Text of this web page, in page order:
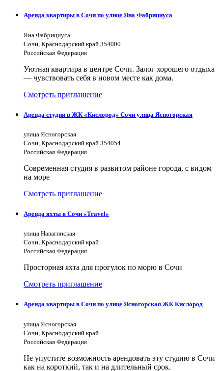
Аренда квартиры в Сочи по улице Яна Фабрициуса
Яна Фабрициуса
Сочи, Краснодарский край 354000
Российская Федерация
Уютная квартира в центре Сочи. Залог хорошего отдыха
— чувствовать себя в новом месте как дома.
Смотреть приглашение
Аренда студии в ЖК «Кислород» Сочи улица Ясногорская
улица Ясногорская
Сочи, Краснодарский край 354054
Российская Федерация
Современная студия в развитом районе города, с видом
на море
Смотреть приглашение
Аренда яхты в Сочи «Travel»
улица Навагинская
Сочи, Краснодарский край
Российская Федерация
Просторная яхта для прогулок по морю в Сочи
Смотреть приглашение
Аренда квартиры в Сочи по улице Ясногорская ЖК Кислород
улица Ясногорская
Сочи, Краснодарский край
Российская Федерация
Не упустите возможность арендовать эту студию в Сочи
как на короткий, так и на длительный срок.